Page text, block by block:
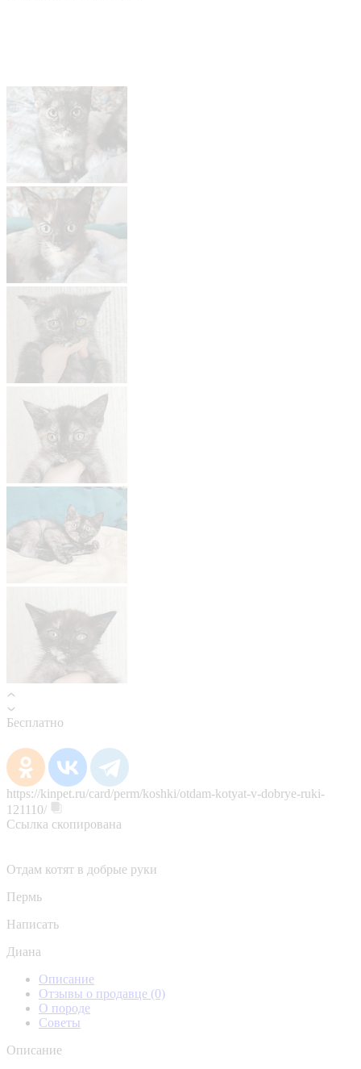
Бесплатно
https://kinpet.ru/card/perm/koshki/otdam-kotyat-v-dobrye-ruki-
121110/
Ссылка скопирована
Отдам котят в добрые руки
Пермь
Написать
Диана
Описание
Отзывы о продавце (0)
О породе
Советы
Описание